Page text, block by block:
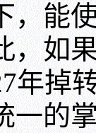
，能
，如
年掉
一的